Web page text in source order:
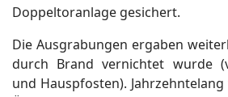
Doppeltoranlage gesichert.
Die Ausgrabungen ergaben
durch Brand vernichtet wurde
und Hauspfosten).